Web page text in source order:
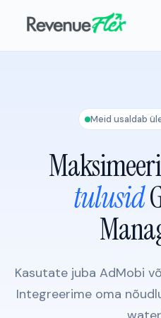
Meid usaldab
tulusid
Kasutate juba AdMobi
Integreerime oma